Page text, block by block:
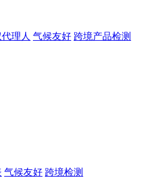
理人 气候友好 跨境产品检测
气候友好 跨境检测